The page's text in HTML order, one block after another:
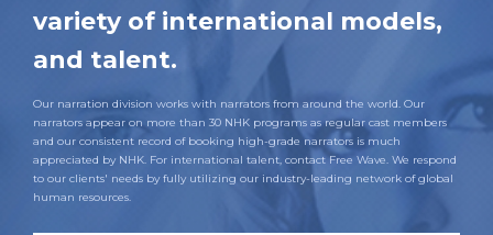
variety of international models,
and talent.
Our narration division works with narrators from around the world. Our
narrators appear on more than 30 NHK programs as regular cast members
and our consistent record of booking high-grade narrators is much
appreciated by NHK. For international talent, contact Free Wave. We respond
to our clients' needs by fully utilizing our industry-leading network of global
human resources.